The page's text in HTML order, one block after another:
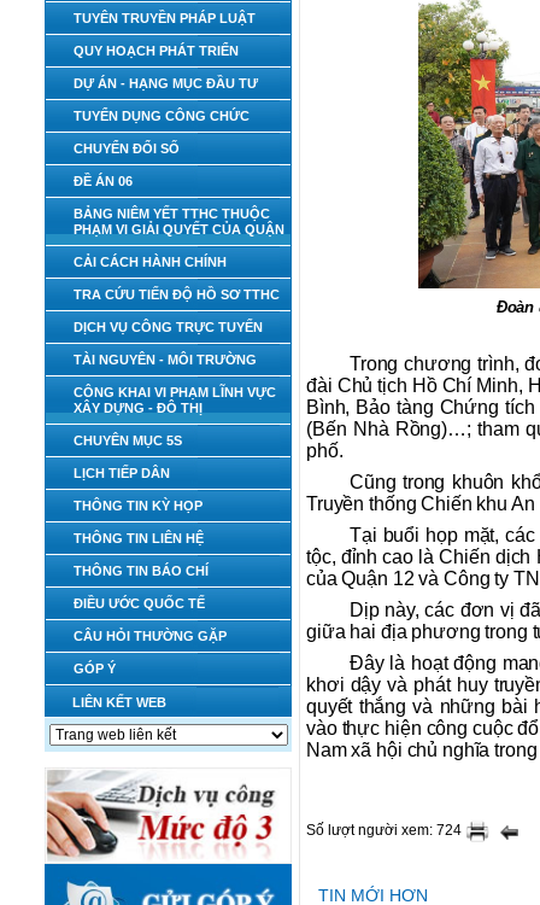
TUYÊN TRUYỀN PHÁP LUẬT
QUY HOẠCH PHÁT TRIỂN
DỰ ÁN - HẠNG MỤC ĐẦU TƯ
TUYỂN DỤNG CÔNG CHỨC
CHUYỂN ĐỔI SỐ
ĐỀ ÁN 06
BẢNG NIÊM YẾT TTHC THUỘC
PHẠM VI GIẢI QUYẾT CỦA QUẬN
CẢI CÁCH HÀNH CHÍNH
TRA CỨU TIẾN ĐỘ HỒ SƠ TTHC
DỊCH VỤ CÔNG TRỰC TUYẾN
TÀI NGUYÊN - MÔI TRƯỜNG
CÔNG KHAI VI PHẠM LĨNH VỰC
XÂY DỰNG - ĐÔ THỊ
CHUYÊN MỤC 5S
LỊCH TIẾP DÂN
THÔNG TIN KỲ HỌP
THÔNG TIN LIÊN HỆ
THÔNG TIN BÁO CHÍ
ĐIỀU ƯỚC QUỐC TẾ
CÂU HỎI THƯỜNG GẶP
GÓP Ý
LIÊN KẾT WEB
Đoàn
Trong chương trình,
đài Chủ tịch Hồ Chí Minh,
Bình, Bảo tàng Chứng
(Bến Nhà Rồng)…; tham
phố.
Cũng trong khuôn
Truyền thống Chiến khu
Tại buổi họp mặt,
tộc, đỉnh cao là Chiến
của Quận 12 và Công ty
Dịp này, các đơn vị
giữa hai địa phương trong
Đây là hoạt động
khơi dậy và phát huy
quyết thắng và những bài
vào thực hiện công cuộc
Nam xã hội chủ nghĩa
Số lượt người xem: 724
TIN MỚI HƠN